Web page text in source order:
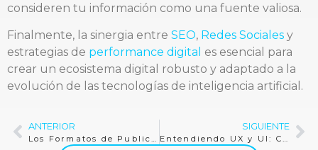
consideren tu información como una fuente valiosa.
Finalmente, la sinergia entre SEO, Redes Sociales y
estrategias de performance digital es esencial para
crear un ecosistema digital robusto y adaptado a la
evolución de las tecnologías de inteligencia artificial.
ANTERIOR SIGUIENTE